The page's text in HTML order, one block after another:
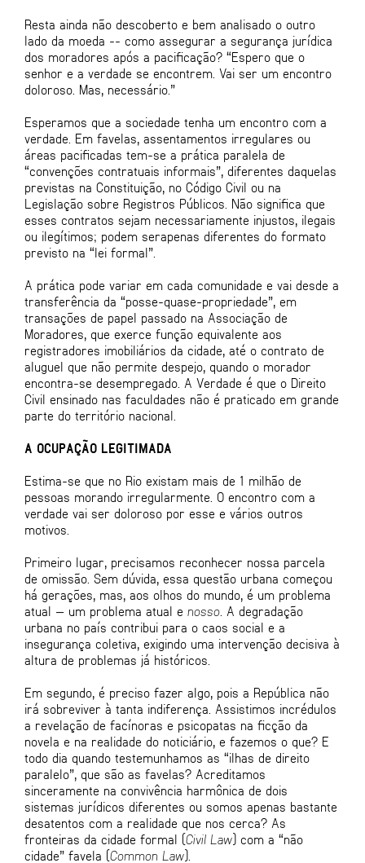
Resta ainda não descoberto e bem analisado o outro
lado da moeda -- como assegurar a segurança jurídica
dos moradores após a pacificação? “Espero que o
senhor e a verdade se encontrem. Vai ser um encontro
doloroso. Mas, necessário.”
Esperamos que a sociedade tenha um encontro com a
verdade. Em favelas, assentamentos irregulares ou
áreas pacificadas tem-se a prática paralela de
“convenções contratuais informais”, diferentes daquelas
previstas na Constituição, no Código Civil ou na
Legislação sobre Registros Públicos. Não significa que
esses contratos sejam necessariamente injustos, ilegais
ou ilegítimos; podem serapenas diferentes do formato
previsto na “lei formal”.
A prática pode variar em cada comunidade e vai desde a
transferência da “posse-quase-propriedade”, em
transações de papel passado na Associação de
Moradores, que exerce função equivalente aos
registradores imobiliários da cidade, até o contrato de
aluguel que não permite despejo, quando o morador
encontra-se desempregado. A Verdade é que o Direito
Civil ensinado nas faculdades não é praticado em grande
parte do território nacional.
A OCUPAÇÃO LEGITIMADA
Estima-se que no Rio existam mais de 1 milhão de
pessoas morando irregularmente. O encontro com a
verdade vai ser doloroso por esse e vários outros
motivos.
Primeiro lugar, precisamos reconhecer nossa parcela
de omissão. Sem dúvida, essa questão urbana começou
há gerações, mas, aos olhos do mundo, é um problema
atual — um problema atual e nosso . A degradação
urbana no país contribui para o caos social e a
insegurança coletiva, exigindo uma intervenção decisiva à
altura de problemas já históricos.
Em segundo, é preciso fazer algo, pois a República não
irá sobreviver à tanta indiferença. Assistimos incrédulos
a revelação de facínoras e psicopatas na ficção da
novela e na realidade do noticiário, e fazemos o que? E
todo dia quando testemunhamos as “ilhas de direito
paralelo”, que são as favelas? Acreditamos
sinceramente na convivência harmônica de dois
sistemas jurídicos diferentes ou somos apenas bastante
desatentos com a realidade que nos cerca? As
fronteiras da cidade formal (Civil Law) com a “não
cidade” favela (Common Law).